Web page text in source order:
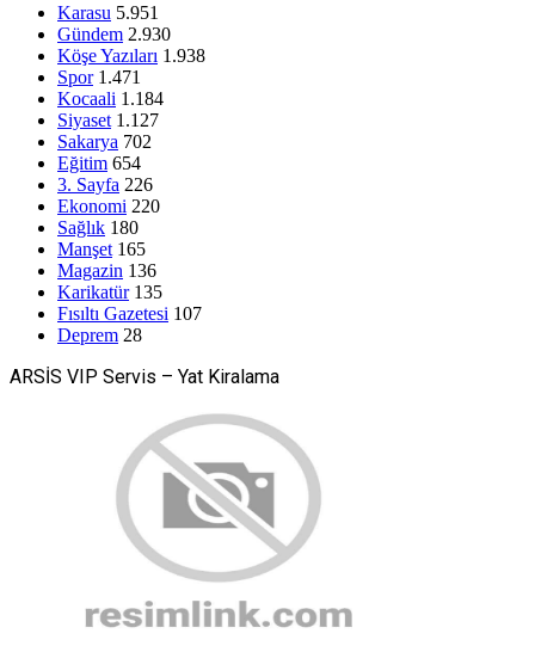
Karasu 5.951
Gündem 2.930
Köşe Yazıları 1.938
Spor 1.471
Kocaali 1.184
Siyaset 1.127
Sakarya 702
Eğitim 654
3. Sayfa 226
Ekonomi 220
Sağlık 180
Manşet 165
Magazin 136
Karikatür 135
Fısıltı Gazetesi 107
Deprem 28
ARSİS VIP Servis – Yat Kiralama